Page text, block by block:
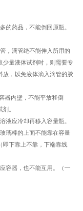
的药品，不能倒回原瓶。
，滴管绝不能伸入所用的
少量液体试剂时，则需要专
放，以免液体滴入滴管的胶
器内壁，不能平放和倒
。
液应冷却再移入容量瓶。
璃棒的上面不能靠在容量
即下靠上不靠，下端靠线
容器，也不能互用。（一